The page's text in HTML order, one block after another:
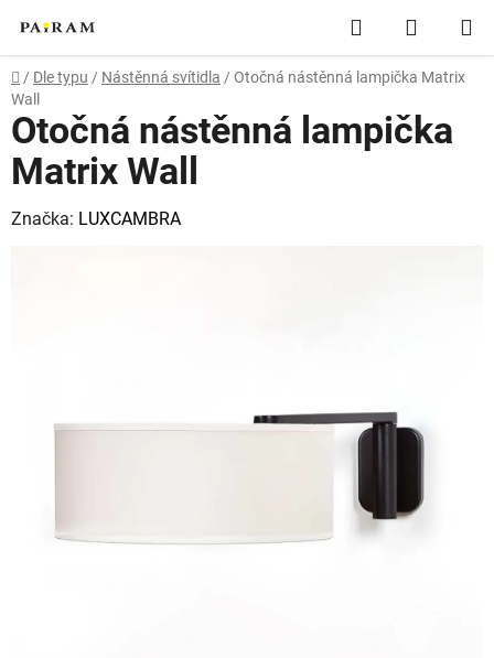
obsah
Hledat
KOŠÍK
Domů
/ Dle typu / Nástěnná svítidla / Otočná nástěnná lampička Matrix
Wall
Otočná nástěnná lampička
Matrix Wall
Značka: LUXCAMBRA